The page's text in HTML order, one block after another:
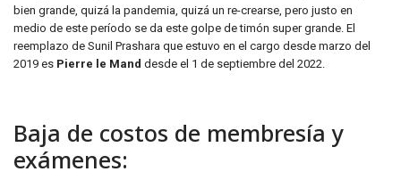
bien grande, quizá la pandemia, quizá un re-crearse, pero justo en
medio de este período se da este golpe de timón super grande. El
reemplazo de Sunil Prashara que estuvo en el cargo desde marzo del
2019 es Pierre le Mand desde el 1 de septiembre del 2022.
Baja de costos de membresía y
exámenes: